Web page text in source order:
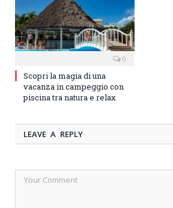
0
Scopri la magia di una
vacanza in campeggio con
piscina tra natura e relax
LEAVE A REPLY